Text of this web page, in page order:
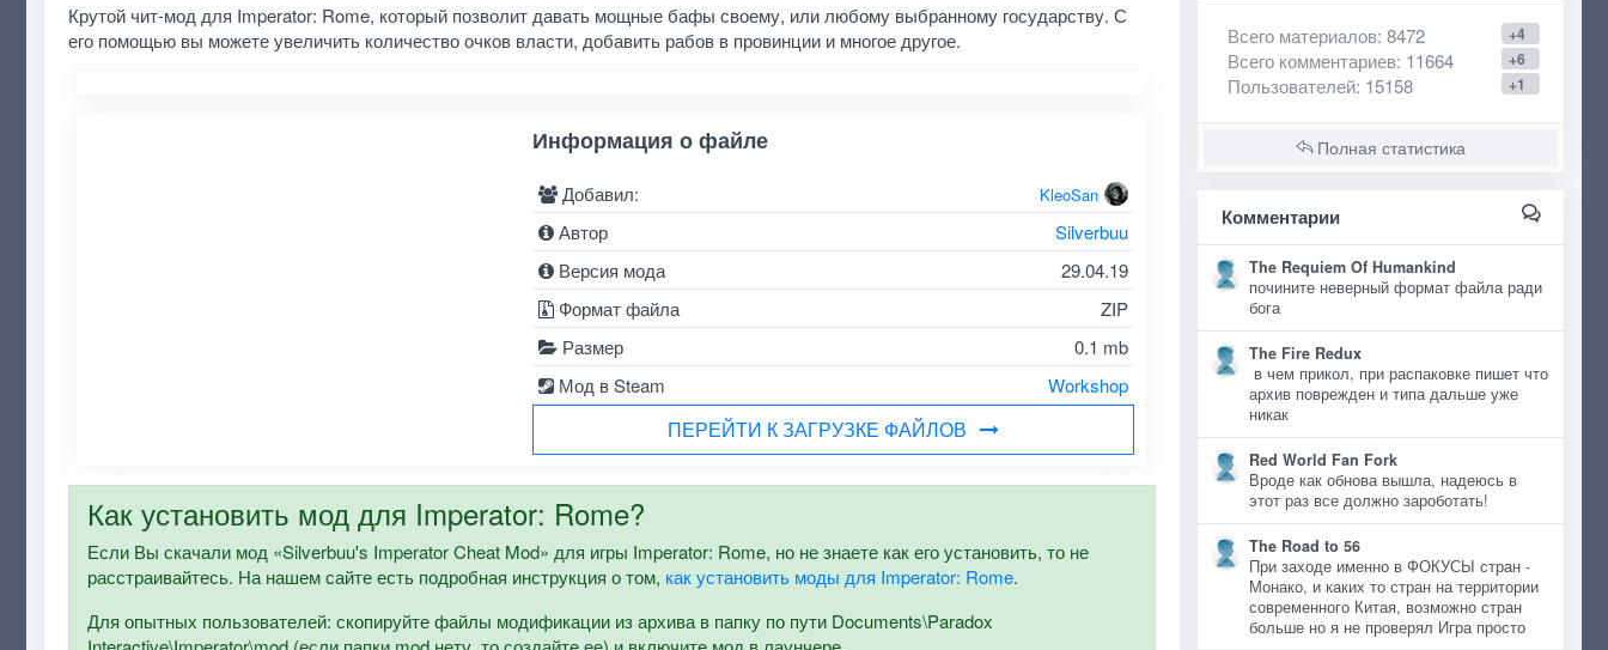
Крутой чит-мод для Imperator: Rome, который позволит давать мощные бафы своему, или любому выбранному государству. С
его помощью вы можете увеличить количество очков власти, добавить рабов в провинции и многое другое.
Информация о файле
Добавил: KleoSan
Автор
Silverbuu
Версия мода
29.04.19
Формат файла
ZIP
Размер
0.1 mb
Мод в Steam
Workshop
ПЕРЕЙТИ К ЗАГРУЗКЕ ФАЙЛОВ
Как установить мод для Imperator: Rome?
Если Вы скачали мод «Silverbuu's Imperator Cheat Mod» для игры Imperator: Rome, но не знаете как его установить, то не
расстраивайтесь. На нашем сайте есть подробная инструкция о том, как установить моды для Imperator: Rome.
Для опытных пользователей: скопируйте файлы модификации из архива в папку по пути Documents\Paradox
+4
Всего материалов: 8472
+6
Всего комментариев: 11664
+1
Пользователей: 15158
Полная статистика
Комментарии
The Requiem Of Humankind
почините неверный формат файла ради
бога
The Fire Redux
в чем прикол, при распаковке пишет что
архив поврежден и типа дальше уже
никак
Red World Fan Fork
Вроде как обнова вышла, надеюсь в
этот раз все должно зароботать!
The Road to 56
При заходе именно в ФОКУСЫ стран -
Монако, и каких то стран на территории
современного Китая, возможно стран
больше но я не проверял Игра просто